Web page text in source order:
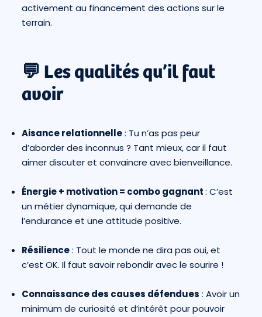
activement au financement des actions sur le
terrain.
💬 Les qualités qu’il faut
avoir
Aisance relationnelle: Tu n’as pas peur
d’aborder des inconnus ? Tant mieux, car il faut
aimer discuter et convaincre avec bienveillance.
Énergie + motivation = combo gagnant: C’est
un métier dynamique, qui demande de
l’endurance et une attitude positive.
Résilience: Tout le monde ne dira pas oui, et
c’est OK. Il faut savoir rebondir avec le sourire !
Connaissance des causes défendues : Avoir un
minimum de curiosité et d’intérêt pour pouvoir